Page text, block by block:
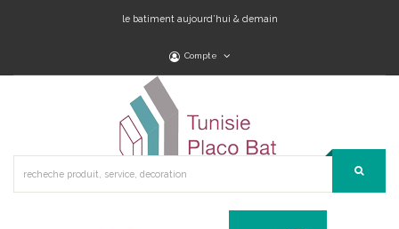
le batiment aujourd’hui & demain
Compte